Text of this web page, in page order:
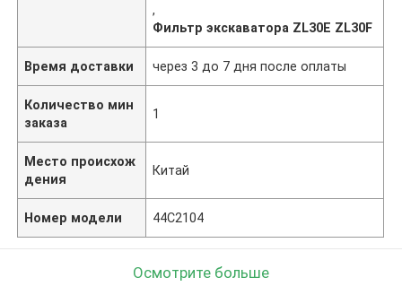
,
Фильтр экскаватора ZL30E ZL30F
Время доставки через 3 до 7 дня после оплаты
Количество мин
заказа
1
Место происхож
дения
Китай
Номер модели 44C2104
Осмотрите больше